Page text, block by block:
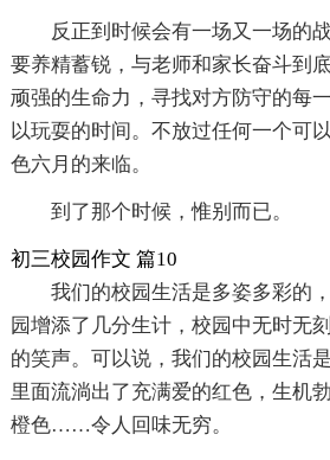
反正到时候会有一场又一场的
要养精蓄锐，与老师和家长奋斗到
顽强的生命力，寻找对方防守的每
以玩耍的时间。不放过任何一个可
色六月的来临。
到了那个时候，惟别而已。
初三校园作文 篇10
我们的校园生活是多姿多彩的
园增添了几分生计，校园中无时无
的笑声。可以说，我们的校园生活
里面流淌出了充满爱的红色，生机
橙色……令人回味无穷。